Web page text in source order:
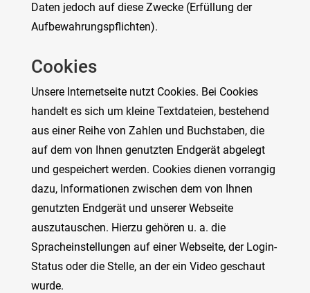
Daten jedoch auf diese Zwecke (Erfüllung der
Aufbewahrungspflichten).
Cookies
Unsere Internetseite nutzt Cookies. Bei Cookies
handelt es sich um kleine Textdateien, bestehend
aus einer Reihe von Zahlen und Buchstaben, die
auf dem von Ihnen genutzten Endgerät abgelegt
und gespeichert werden. Cookies dienen vorrangig
dazu, Informationen zwischen dem von Ihnen
genutzten Endgerät und unserer Webseite
auszutauschen. Hierzu gehören u. a. die
Spracheinstellungen auf einer Webseite, der Login-
Status oder die Stelle, an der ein Video geschaut
wurde.